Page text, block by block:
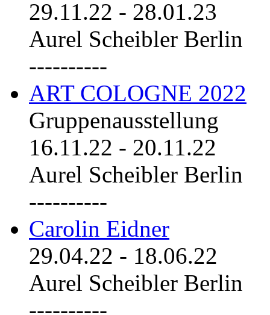
29.11.22 - 28.01.23
Aurel Scheibler Berlin
----------
ART COLOGNE 2022
Gruppenausstellung
16.11.22 - 20.11.22
Aurel Scheibler Berlin
----------
Carolin Eidner
29.04.22 - 18.06.22
Aurel Scheibler Berlin
----------